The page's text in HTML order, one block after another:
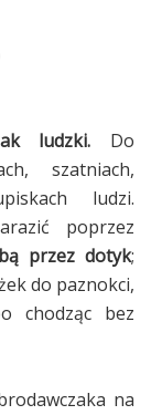
ludzki. Do
szatniach,
ludzi.
poprzez
przez dotyk;
do paznokci,
chodząc bez
na